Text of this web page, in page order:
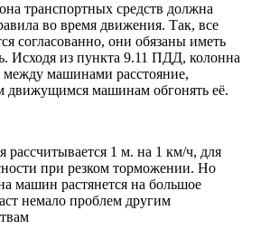
транспортных средств должна
во время движения. Так, все
согласованно, они обязаны иметь
Исходя из пункта 9.11 ПДД, колонна
между машинами расстояние,
движущимся машинам обгонять её.
рассчитывается 1 м. на 1 км/ч, для
при резком торможении. Но
машин растянется на большое
немало проблем другим